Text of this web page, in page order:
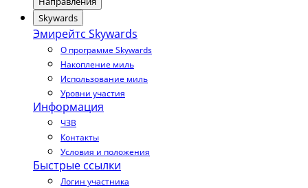
Skywards
Эмирейтс Skywards
О программе Skywards
Накопление миль
Использование миль
Уровни участия
Информация
ЧЗВ
Контакты
Условия и положения
Быстрые ссылки
Логин участника